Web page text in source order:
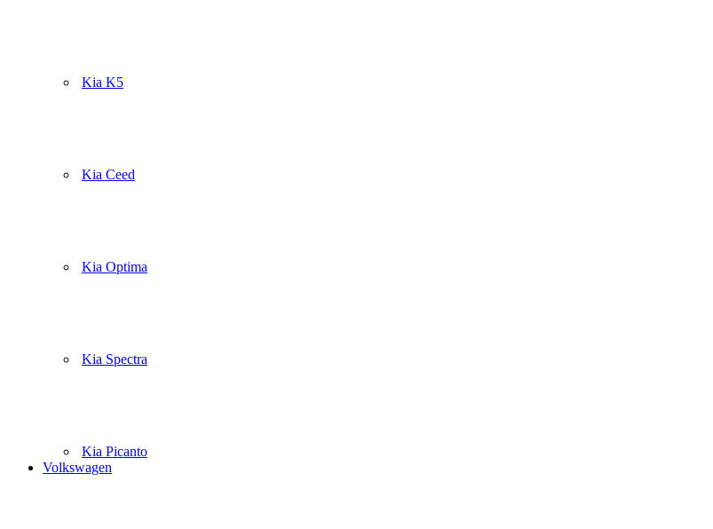
Kia K5
Kia Ceed
Kia Optima
Kia Spectra
Kia Picanto
Volkswagen